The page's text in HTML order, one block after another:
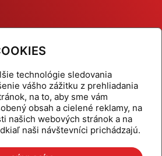
technológie sledovania
vášho zážitku z prehliadania
na to, aby sme vám
obsah a cielené reklamy, na
našich webových stránok a na
naši návštevníci prichádzajú.
ventily
Produkty
Odber šikovné tipy
Cenníky